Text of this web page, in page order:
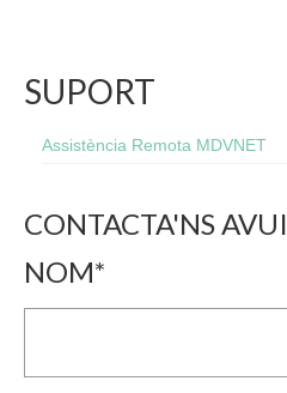
SUPORT
Assistència Remota MDVNET
CONTACTA'NS AVUI
NOM*